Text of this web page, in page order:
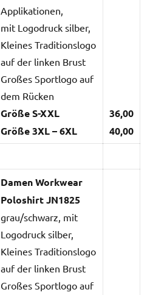
Applikationen,
mit Logodruck silber,
Kleines Traditionslogo
auf der linken Brust
Großes Sportlogo auf
dem Rücken
Größe S-XXL
Größe 3XL – 6XL
36,00
40,00
Damen Workwear
Poloshirt JN1825
grau/schwarz, mit
Logodruck silber,
Kleines Traditionslogo
auf der linken Brust
Großes Sportlogo auf